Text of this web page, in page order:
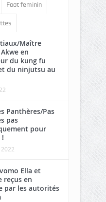
Foot feminin
Maître
en
du kung fu
du ninjutsu au
Panthères/Pas
pas
pour
!
Ella et
reçus en
par les autorités